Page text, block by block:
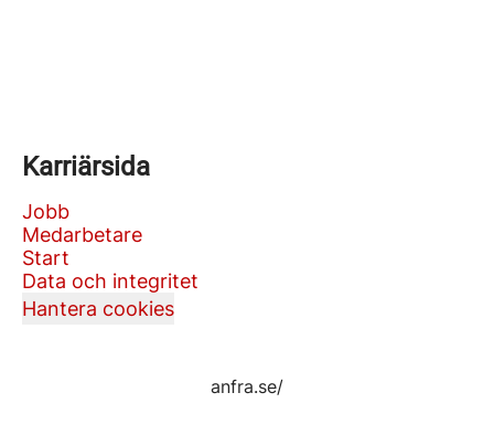
Karriärsida
Jobb
Medarbetare
Start
Data och integritet
Hantera cookies
anfra.se/